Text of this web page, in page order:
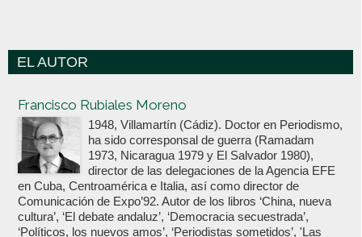
EL AUTOR
Francisco Rubiales Moreno
1948, Villamartín (Cádiz). Doctor en Periodismo,
ha sido corresponsal de guerra (Ramadam
1973, Nicaragua 1979 y El Salvador 1980),
director de las delegaciones de la Agencia EFE
en Cuba, Centroamérica e Italia, así como director de
Comunicación de Expo’92. Autor de los libros ‘China, nueva
cultura’, ‘El debate andaluz’, ‘Democracia secuestrada’,
‘Políticos, los nuevos amos’, ‘Periodistas sometidos’, 'Las